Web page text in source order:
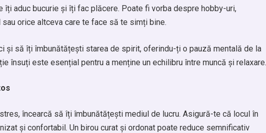
aduc bucurie și îți fac plăcere. Poate fi vorba despre hobby-uri,
orice altceva care te face să te simți bine.
și să îți îmbunătățești starea de spirit, oferindu-ți o pauză mentală de la
însuți este esențial pentru a menține un echilibru între muncă și relaxare.
încearcă să îți îmbunătățești mediul de lucru. Asigură-te că locul în
și confortabil. Un birou curat și ordonat poate reduce semnificativ